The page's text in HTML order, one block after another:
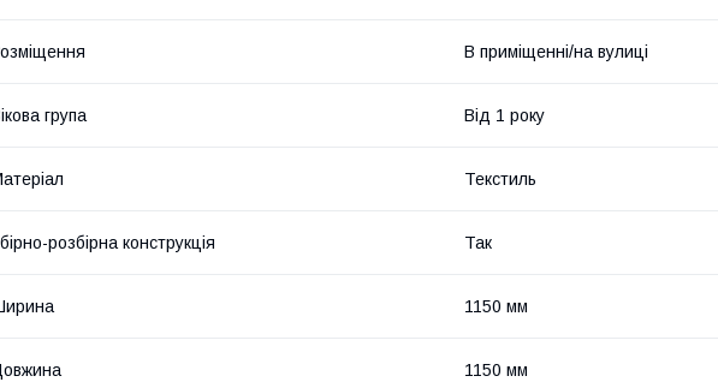
В приміщенні/на вулиці
група Від 1 року
Текстиль
розбірна конструкція Так
1150 мм
1150 мм